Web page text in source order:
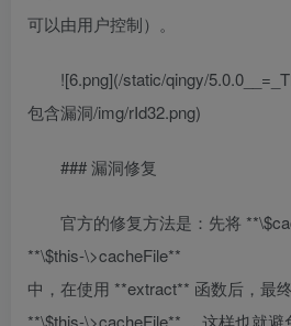
可以由用户控制）。
![6.png](/static/qingy/
包含漏洞/img/rId32.png)
### 漏洞修复
官方的修复方法是：先将
**\$this-\>cacheFile**
中，在使用 **extract** 函数后，最
**\$this-\>cacheFile** ，这样也就